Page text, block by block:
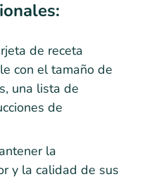
de receta
con el tamaño de
una lista de
de
la
y la calidad de sus